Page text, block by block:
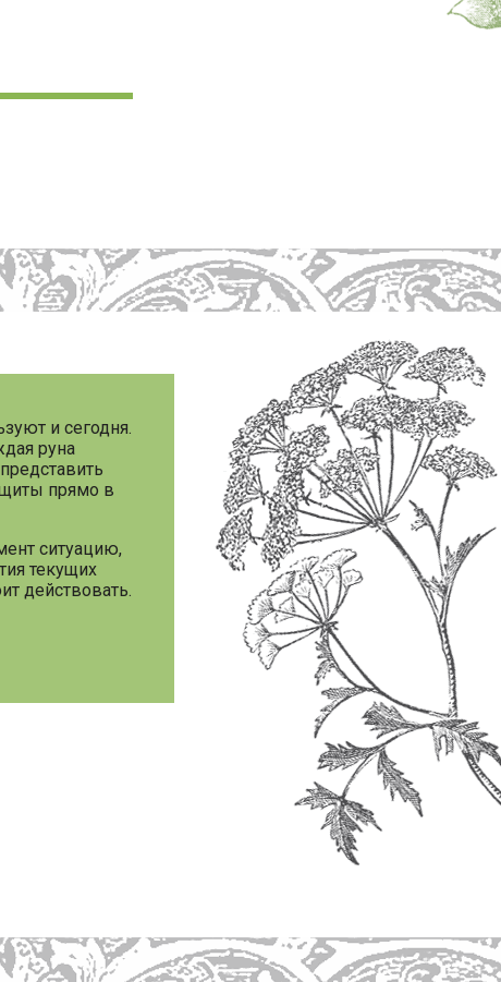
и сегодня.
руна
прямо в
ситуацию,
текущих
действовать.